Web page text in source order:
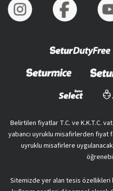
Belirtilen fiyatlar T.C. ve K.K.T.C.
yabancı uyruklu misafirlerden fiyat
uyruklu misafirlere
Sitemizde yer alan tesis özellikleri